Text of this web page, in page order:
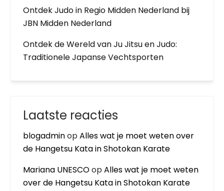
Ontdek Judo in Regio Midden Nederland bij
JBN Midden Nederland
Ontdek de Wereld van Ju Jitsu en Judo:
Traditionele Japanse Vechtsporten
Laatste reacties
blogadminopAlles wat je moet weten over
de Hangetsu Kata in Shotokan Karate
Mariana UNESCOopAlles wat je moet weten
over de Hangetsu Kata in Shotokan Karate